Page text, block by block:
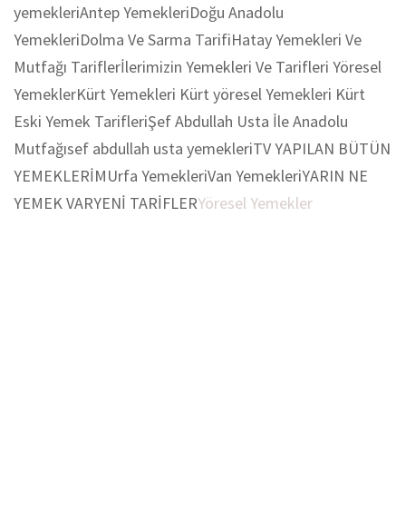
yemekleriAntep YemekleriDoğu Anadolu
YemekleriDolma Ve Sarma TarifiHatay Yemekleri Ve
Mutfağı Tariflerİlerimizin Yemekleri Ve Tarifleri Yöresel
YemeklerKürt Yemekleri Kürt yöresel Yemekleri Kürt
Eski Yemek TarifleriŞef Abdullah Usta İle Anadolu
Mutfağısef abdullah usta yemekleriTV YAPILAN BÜTÜN
YEMEKLERİMUrfa YemekleriVan YemekleriYARIN NE
YEMEK VARYENİ TARİFLERYöresel Yemekler